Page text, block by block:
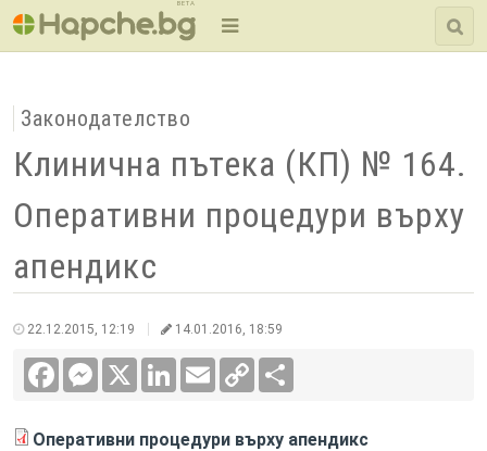
BETA
Законодателство
Клинична пътека (КП) № 164.
Оперативни процедури върху
апендикс
22.12.2015, 12:19 14.01.2016, 18:59
FacebookMessenger LinkedInEmail
Copy
Link
Оперативни процедури върху апендикс